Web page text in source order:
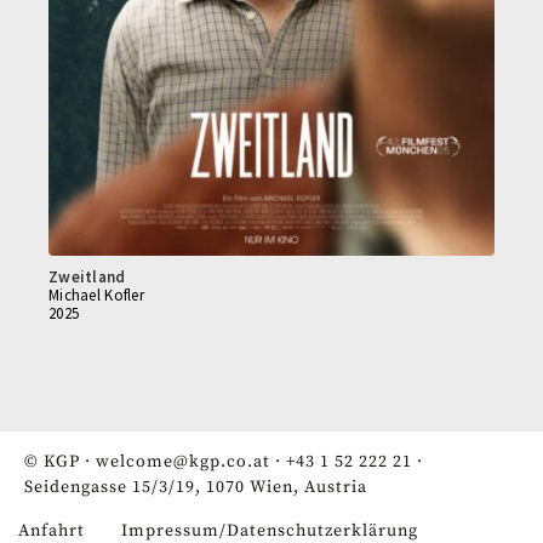
Zweitland
Michael Kofler
2025
© KGP · welcome@kgp.co.at · +43 1 52 222 21 ·
Seidengasse 15/3/19, 1070 Wien, Austria
Anfahrt Impressum/Datenschutzerklärung